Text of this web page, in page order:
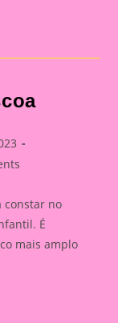
constar no
É
mais amplo